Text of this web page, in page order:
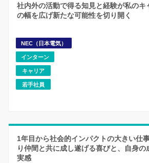
社内外の活動で得る知見と経験が私のキ
の幅を広げ新たな可能性を切り開く
NEC（日本電気）
インターン
キャリア
若手社員
1年目から社会的インパクトの大きい仕
り仲間と共に成し遂げる喜びと、自身の
実感